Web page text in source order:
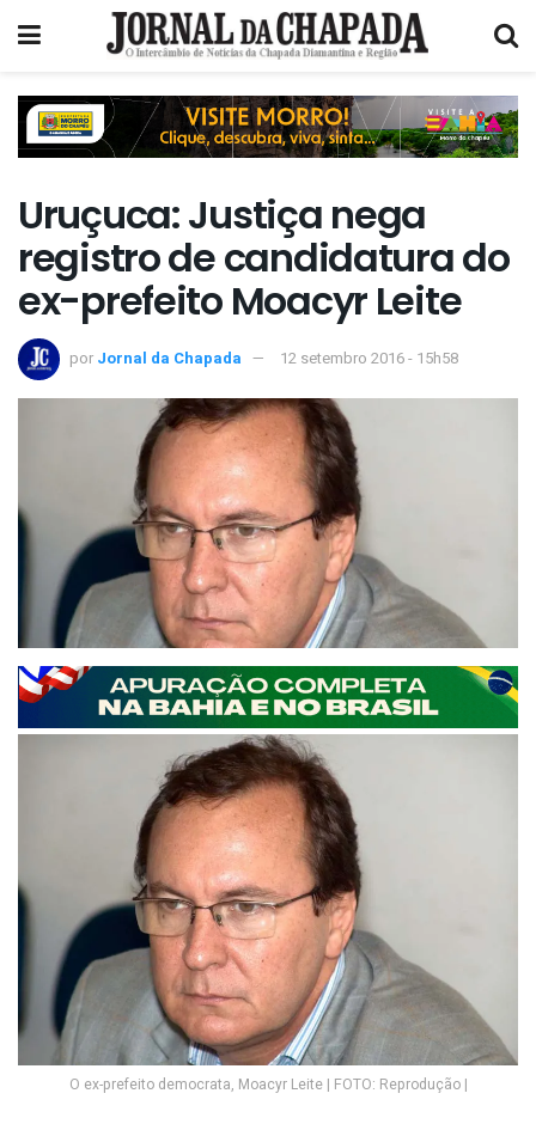
Uruçuca: Justiça nega
registro de candidatura do
ex-prefeito Moacyr Leite
por Jornal da Chapada 12 setembro 2016 - 15h58
O ex-prefeito democrata, Moacyr Leite | FOTO: Reprodução |